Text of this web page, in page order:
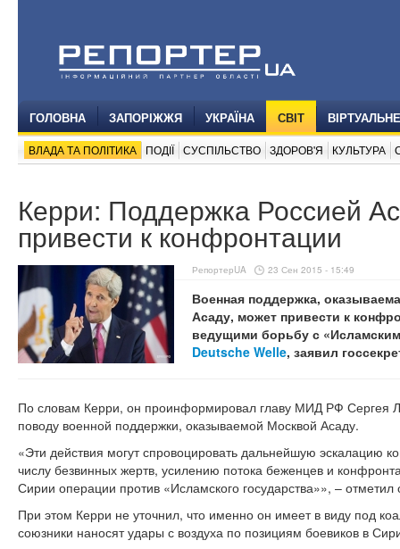
ГОЛОВНА ЗАПОРІЖЖЯ УКРАЇНА СВІТ
ВЛАДА ТА ПОЛІТИКА ПОДІЇ СУСПІЛЬСТВО ЗДОРОВ'Я КУЛЬТУРА
Керри: Поддержка Россией
привести к конфронтации
РепортерUA 23 Сен 2015 - 15:49
Военная поддержка,
Асаду, может привести к
ведущими борьбу с
Deutsche Welle, заявил
По словам Керри, он проинформировал главу МИД РФ Сергея
поводу военной поддержки, оказываемой Москвой Асаду.
«Эти действия могут спровоцировать дальнейшую эскалацию
числу безвинных жертв, усилению потока беженцев и
Сирии операции против «Исламского государства»», – отметил
При этом Керри не уточнил, что именно он имеет в виду под
союзники наносят удары с воздуха по позициям боевиков в